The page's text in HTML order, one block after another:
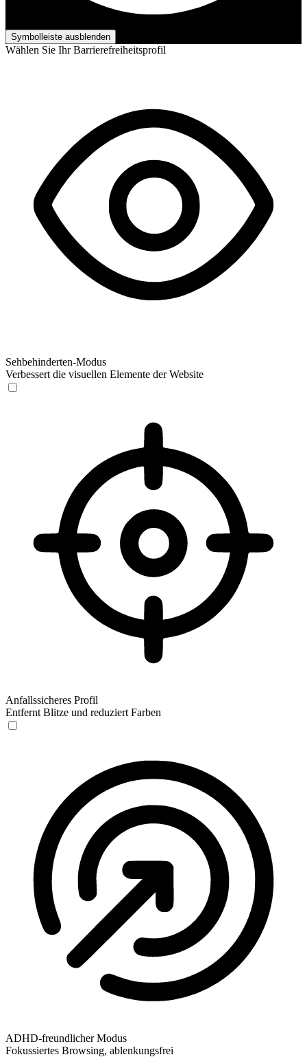
Symbolleiste ausblenden
Wählen Sie Ihr Barrierefreiheitsprofil
Sehbehinderten-Modus
Verbessert die visuellen Elemente der Website
Anfallssicheres Profil
Entfernt Blitze und reduziert Farben
ADHD-freundlicher Modus
Fokussiertes Browsing, ablenkungsfrei